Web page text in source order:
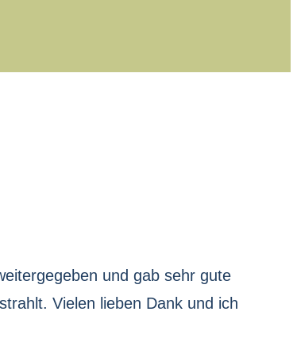
und gab sehr gute
Vielen lieben Dank und ich